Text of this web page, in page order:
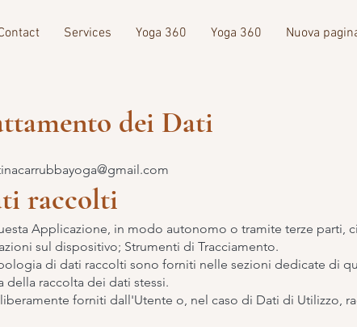
Services Yoga 360 Yoga 360 Nuova
dei Dati
raccolti
Applicazione, in modo autonomo o tramite terze parti,
sul dispositivo; Strumenti di Tracciamento.
di dati raccolti sono forniti nelle sezioni dedicate di
della raccolta dei dati stessi.
forniti dall'Utente o, nel caso di Dati di Utilizzo,